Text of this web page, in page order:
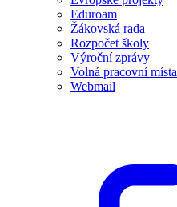
Eduroam
Žákovská rada
Rozpočet školy
Výroční zprávy
Volná pracovní místa
Webmail